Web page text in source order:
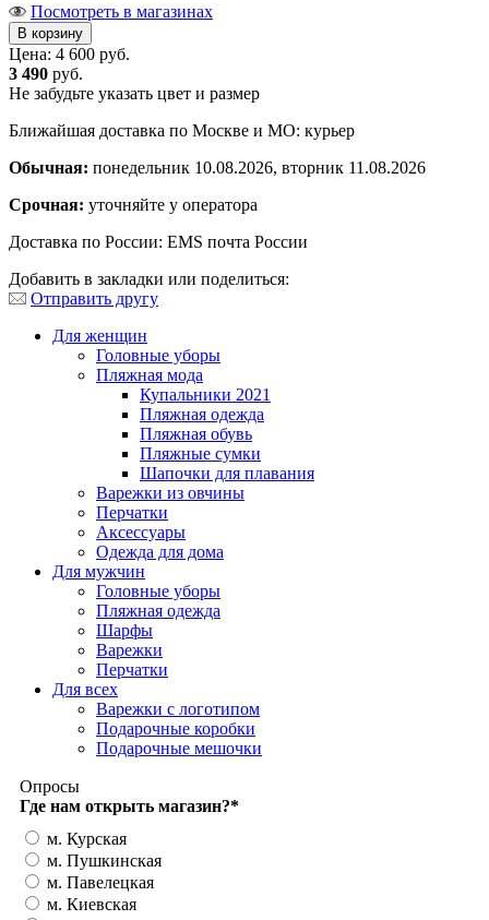
Посмотреть в магазинах
Цена: 4 600 руб.
3 490 руб.
Не забудьте указать цвет и размер
Ближайшая доставка по Москве и МО: курьер
Обычная: понедельник 10.08.2026, вторник 11.08.2026
Срочная: уточняйте у оператора
Доставка по России: EMS почта России
Добавить в закладки или поделиться:
Отправить другу
Для женщин
Головные уборы
Пляжная мода
Купальники 2021
Пляжная одежда
Пляжная обувь
Пляжные сумки
Шапочки для плавания
Варежки из овчины
Перчатки
Аксессуары
Одежда для дома
Для мужчин
Головные уборы
Пляжная одежда
Шарфы
Варежки
Перчатки
Для всех
Варежки с логотипом
Подарочные коробки
Подарочные мешочки
Опросы
Где нам открыть магазин?*
м. Курская
м. Пушкинская
м. Павелецкая
м. Киевская